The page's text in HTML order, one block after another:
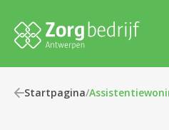
Startpagina/